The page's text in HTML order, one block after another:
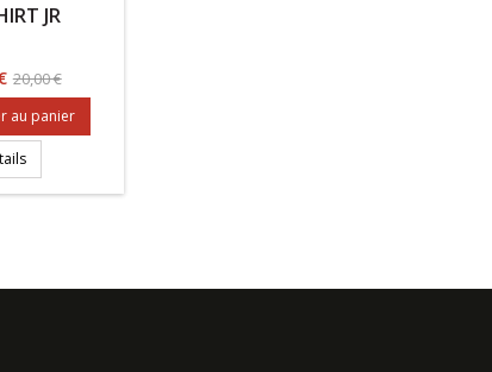
JR
Prix
base
20,00 €
au panier